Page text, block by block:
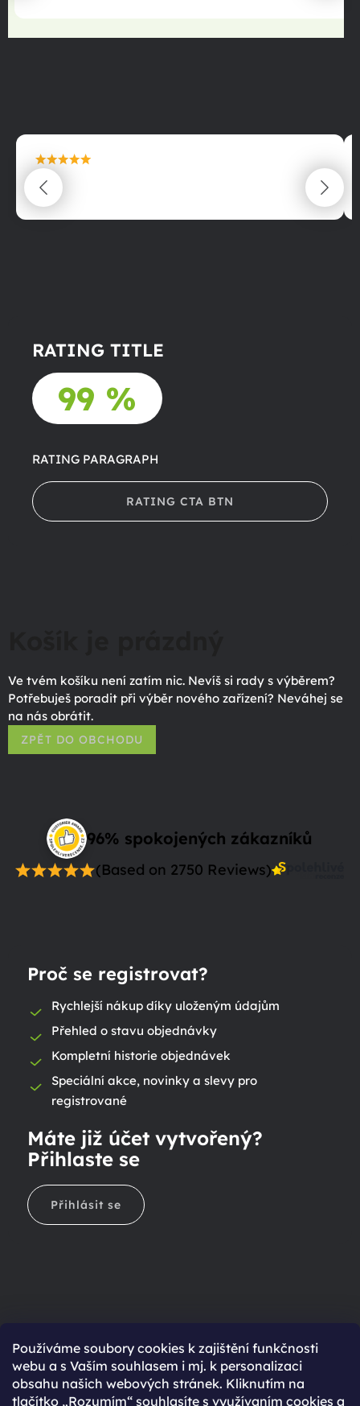
Používáme soubory cookies k zajištění funkčnosti
webu a s Vaším souhlasem i mj. k personalizaci
obsahu našich webových stránek. Kliknutím na
tlačítko „Rozumím“ souhlasíte s využívaním cookies a
maximální spokojenost
22.06.2025
RATING TITLE
99 %
RATING PARAGRAPH
RATING CTA BTN
Ve tvém košíku není zatím nic. Nevíš si rady s výběrem?
Potřebuješ poradit při výběr nového zařízení? Neváhej se
na nás obrátit.
ZPĚT DO OBCHODU
96% spokojených zákazníků
(Based on 2750 Reviews)
Proč se registrovat?
Rychlejší nákup díky uloženým údajům
Přehled o stavu objednávky
Kompletní historie objednávek
Speciální akce, novinky a slevy pro
registrované
Máte již účet vytvořený?
Přihlaste se
Přihlásit se
Ještě nemáte účet?
Rychlejší nákup díky uloženým údajům
Přehled o stavu objednávky